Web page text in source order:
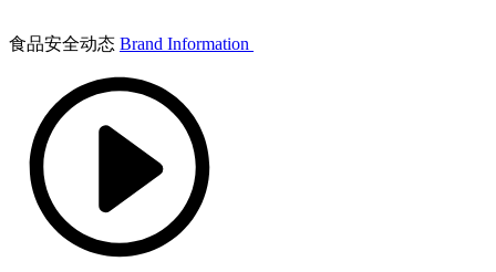
食品安全动态 Brand Information